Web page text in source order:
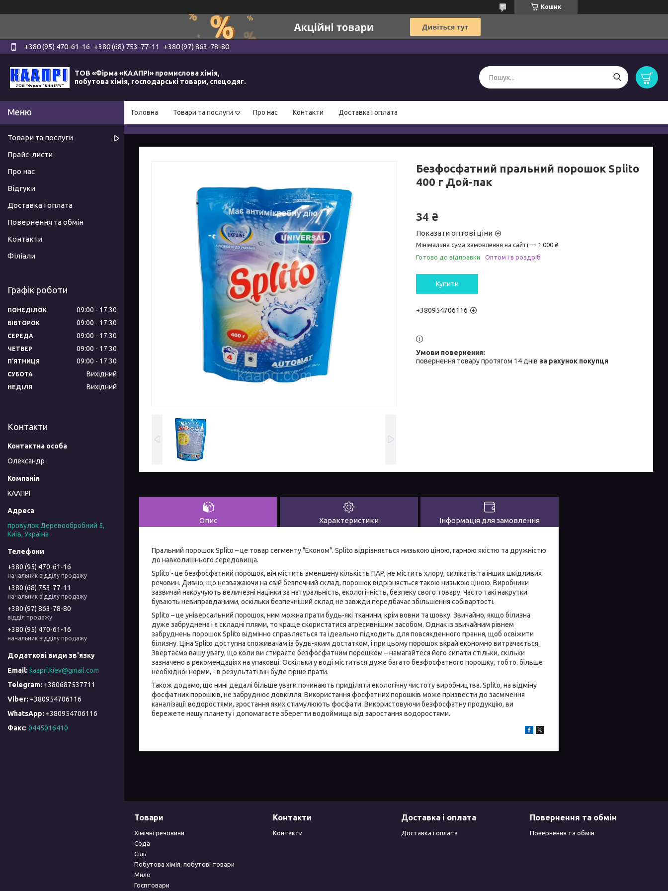
Кошик
+380 (95) 470-61-16 +380 (68) 753-77-11 +380 (97) 863-78-80
ТОВ «Фірма «КААПРІ» промислова хімія,
побутова хімія, господарські товари, спецодяг.
Головна Товари та послуги Про нас Контакти Доставка і оплата
Безфосфатний пральний порошок Splito
400 г Дой-пак
34 ₴
Показати оптові ціни
Мінімальна сума замовлення на сайті — 1 000 ₴
Готово до відправки
Оптом і в роздріб
Купити
+380954706116
повернення товару протягом 14 днів за рахунок покупця
Опис Характеристики Інформація для замовлення
Пральний порошок Splito – це товар сегменту "Економ". Splito відрізняється низькою ціною, гарною якістю та дружністю
до навколишнього середовища.
Splito - це безфосфатний порошок, він містить зменшену кількість ПАР, не містить хлору, силікатів та інших шкідливих
речовин. Дивно, що незважаючи на свій безпечний склад, порошок відрізняється такою низькою ціною. Виробники
зазвичай накручують величезні націнки за натуральність, екологічність, безпеку свого товару. Часто такі накрутки
бувають невиправданими, оскільки безпечніший склад не завжди передбачає збільшення собівартості.
Splito – це універсальний порошок, ним можна прати будь-які тканини, крім вовни та шовку. Звичайно, якщо білизна
дуже забруднена і є складні плями, то краще скористатися агресивнішим засобом. Однак із звичайним рівнем
забруднень порошок Splito відмінно справляється та ідеально підходить для повсякденного прання, щоб освіжити
білизну. Ціна Splito доступна споживачам із будь-яким достатком, і при цьому порошок вкрай економно витрачається.
Звертаємо вашу увагу, що коли ви стираєте безфосфатним порошком – намагайтеся його сипати стільки, скільки
зазначено в рекомендаціях на упаковці. Оскільки у воді міститься дуже багато безфосфатного порошку, тобто. більше
необхідної норми, - в результаті він буде гірше прати.
Також додамо, що нині дедалі більше уваги починають приділяти екологічну чистоту виробництва. Splito, на відміну
фосфатних порошків, не забруднює довкілля. Використання фосфатних порошків може призвести до засмічення
каналізації водоростями, зростання яких стимулюють фосфати. Використовуючи безфосфатну продукцію, ви
бережете нашу планету і допомагаєте зберегти водоймища від заростання водоростями.
Товари та послуги
Прайс-листи
Про нас
Відгуки
Доставка і оплата
Повернення та обмін
Контакти
Філіали
Графік роботи
ПОНЕДІЛОК 09:00 17:30
ВІВТОРОК 09:00 17:30
СЕРЕДА 09:00 17:30
ЧЕТВЕР 09:00 17:30
ПʼЯТНИЦЯ 09:00 17:30
СУБОТА Вихідний
НЕДІЛЯ Вихідний
Контакти
Олександр
КААПРІ
провулок Деревообробний 5,
Київ, Україна
+380 (95) 470-61-16
начальник відділу продажу
+380 (68) 753-77-11
начальник відділу продажу
+380 (97) 863-78-80
відділ продажу
+380 (95) 470-61-16
начальник відділу продажу
kaapri.kiev@gmail.com
+380687537711
+380954706116
+380954706116
Факс 0445016410
Товари
Хімічні речовини
Сода
Сіль
Побутова хімія, побутові товари
Мило
Госптовари
Контакти
Контакти
Доставка і оплата
Доставка і оплата
Повернення та обмін
Повернення та обмін